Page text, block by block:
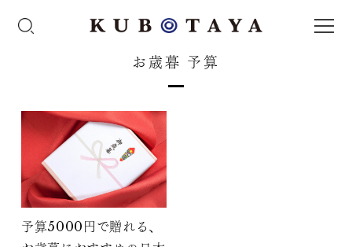
お歳暮 予算
予算5000円で贈れる、